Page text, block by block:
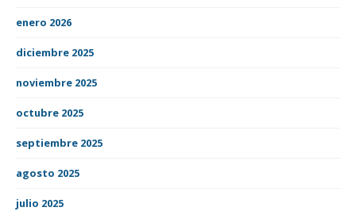
enero 2026
diciembre 2025
noviembre 2025
octubre 2025
septiembre 2025
agosto 2025
julio 2025